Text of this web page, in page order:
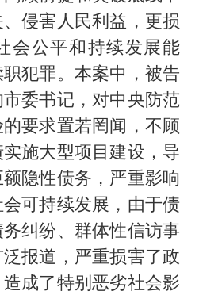
侵害人民利益，更损
会公平和持续发展能
犯罪。本案中，被告
委书记，对中央防范
要求置若罔闻，不顾
施大型项目建设，导
隐性债务，严重影响
可持续发展，由于债
纠纷、群体性信访事
报道，严重损害了政
成了特别恶劣社会影